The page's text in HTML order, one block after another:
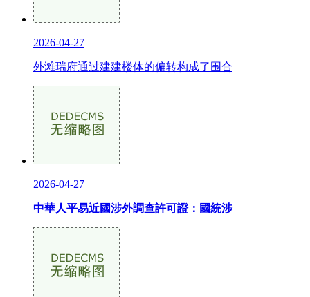
2026-04-27
外滩瑞府通过建建楼体的偏转构成了围合
2026-04-27
中華人平易近國涉外調查許可證：國統涉